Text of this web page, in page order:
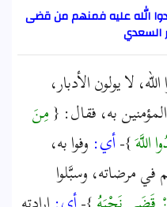
الله عليه فمنهم من قضى
السعدي
لا يولون الأدبار،
به، فقال: {مِنَ
اللَّهَ}-أي: وفوا به،
في مرضاته، وسبَّلوا